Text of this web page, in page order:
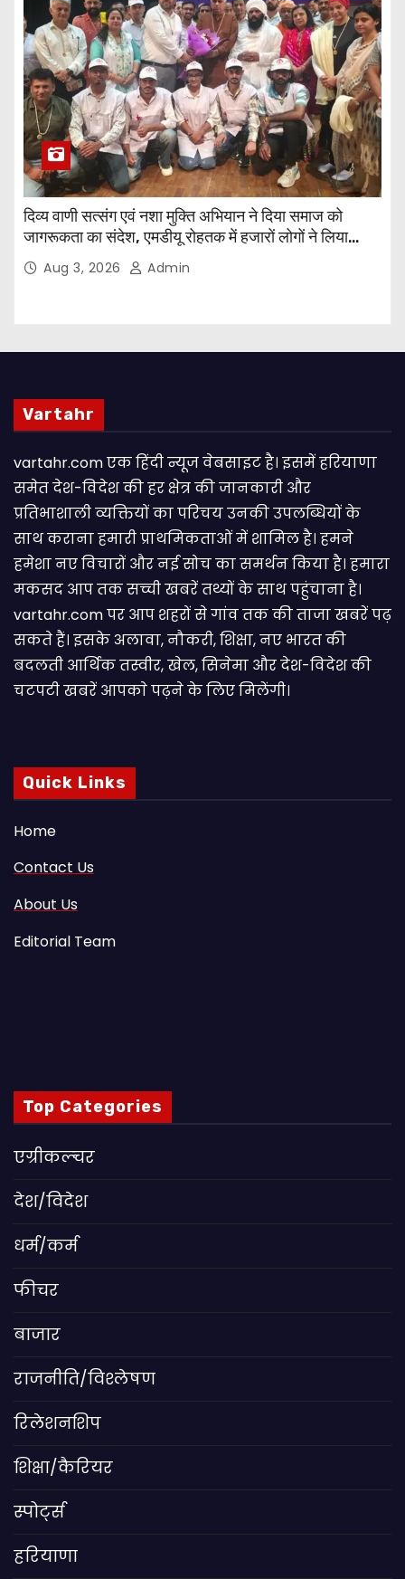
दिव्य वाणी सत्संग एवं नशा मुक्ति अभियान ने दिया समाज को
जागरूकता का संदेश, एमडीयू रोहतक में हजारों लोगों ने लिया
संकल्पAug 3, 2026 Admin
Vartahr
vartahr.com एक हिंदी न्यूज वेबसाइट है। इसमें हरियाणा
समेत देश-विदेश की हर क्षेत्र की जानकारी और
प्रतिभाशाली व्यक्तियों का परिचय उनकी उपलब्धियों के
साथ कराना हमारी प्राथमिकताओं में शामिल है। हमने
हमेशा नए विचारों और नई सोच का समर्थन किया है। हमारा
मकसद आप तक सच्ची खबरें तथ्यों के साथ पहुंचाना है।
vartahr.com पर आप शहरों से गांव तक की ताजा खबरें पढ़
सकते हैं। इसके अलावा, नौकरी, शिक्षा, नए भारत की
बदलती आर्थिक तस्वीर, खेल, सिनेमा और देश-विदेश की
चटपटी खबरें आपकाे पढ़ने के लिए मिलेंगी।
Quick Links
Home
Contact Us
About Us
Editorial Team
Top Categories
एग्रीकल्चर
देश/विदेश
धर्म/कर्म
फीचर
बाजार
राजनीति/विश्लेषण
रिलेशनशिप
शिक्षा/कैरियर
स्पोर्ट्स
हरियाणा